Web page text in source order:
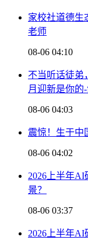
家校社道德生
老师
08-06 04:10
不当听话徒弟
月迎新是你的
08-06 04:03
震惊！生于中
08-06 04:02
2026上半年
景？
08-06 03:37
2026上半年